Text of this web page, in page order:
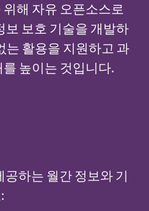
해 자유 오픈소스로
보 보호 기술을 개발하
는 활용을 지원하고 과
높이는 것입니다.
하는 월간 정보와 기